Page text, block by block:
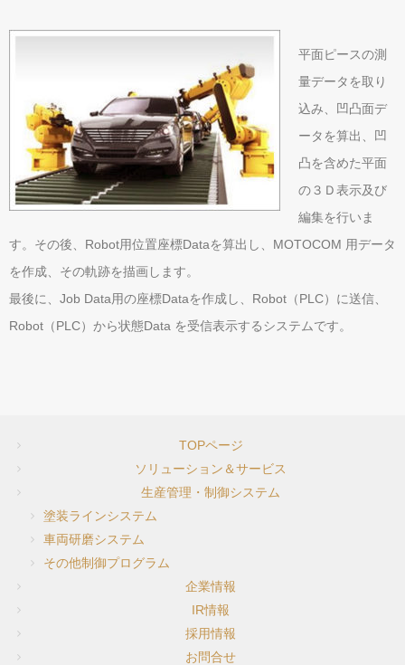
生産管理・制御システム
SYSTEM
塗装ラインシステム
組織図
平面ピースの測
量データを取り
込み、凹凸面デ
ータを算出、凹
凸を含めた平面
の３Ｄ表示及び
編集を行いま
す。その後、Robot用位置座標Dataを算出し、MOTOCOM 用データ
を作成、その軌跡を描画します。
最後に、Job Data用の座標Dataを作成し、Robot（PLC）に送信、
Robot（PLC）から状態Data を受信表示するシステムです。
TOPページ
ソリューション＆サービス
生産管理・制御システム
塗装ラインシステム
車両研磨システム
その他制御プログラム
企業情報
IR情報
採用情報
お問合せ